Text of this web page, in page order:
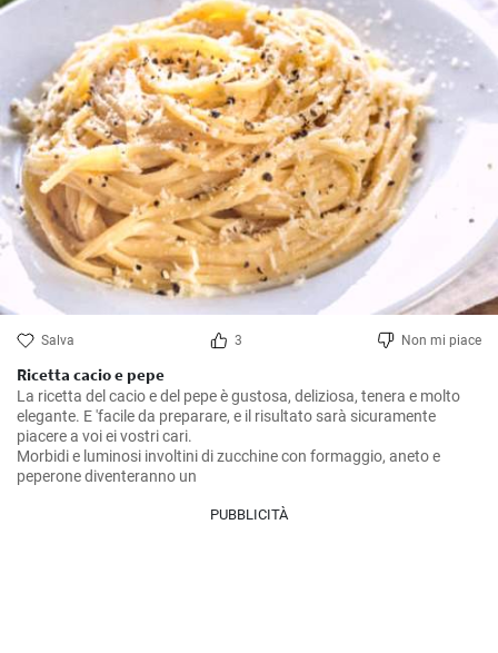
Salva 3 Non mi piace
Ricetta cacio e pepe
La ricetta del cacio e del pepe è gustosa, deliziosa, tenera e molto
elegante. E 'facile da preparare, e il risultato sarà sicuramente
piacere a voi ei vostri cari.
Morbidi e luminosi involtini di zucchine con formaggio, aneto e
peperone diventeranno un
PUBBLICITÀ